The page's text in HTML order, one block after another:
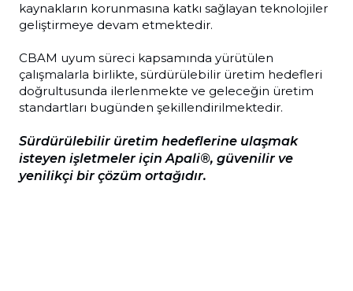
kaynakların korunmasına katkı sağlayan teknolojiler
geliştirmeye devam etmektedir.
CBAM uyum süreci kapsamında yürütülen
çalışmalarla birlikte, sürdürülebilir üretim hedefleri
doğrultusunda ilerlenmekte ve geleceğin üretim
standartları bugünden şekillendirilmektedir.
Sürdürülebilir üretim hedeflerine ulaşmak
isteyen işletmeler için Apali®, güvenilir ve
yenilikçi bir çözüm ortağıdır.